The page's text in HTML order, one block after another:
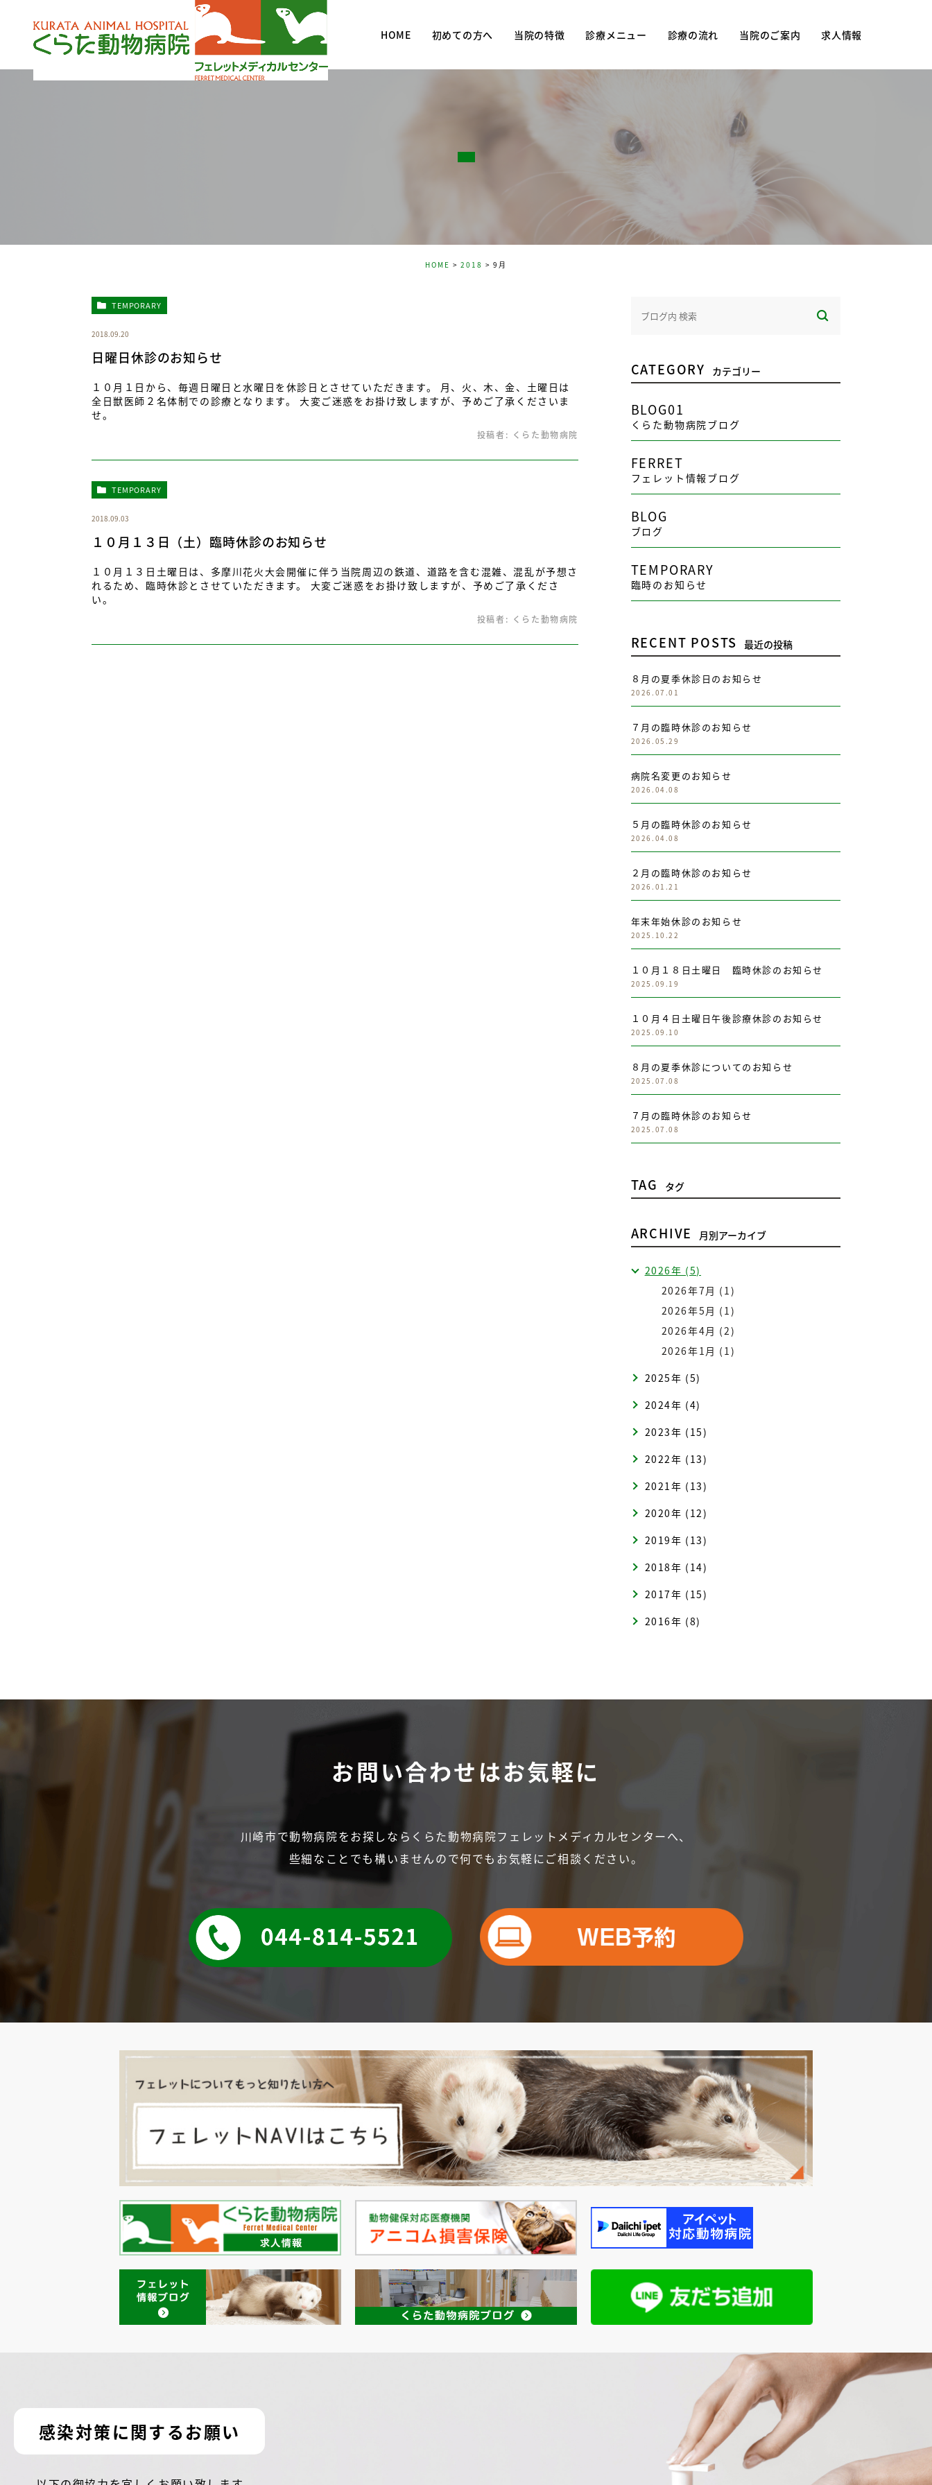
HOME 初めての方へ 当院の特徴
診療メニュー
予防・予防接種
診療の流れ
当院のご案内
院長紹介
院内紹介
求人情報
HOME 2018 9月
TEMPORARY
2018.09.20
日曜日休診のお知らせ
１０月１日から、毎週日曜日と水曜日を休診日とさせていただきます。 月、火、木、金、土曜日は
全日獣医師２名体制での診療となります。 大変ご迷惑をお掛け致しますが、予めご了承くださいま
せ。
投稿者: くらた動物病院
TEMPORARY
2018.09.03
１０月１３日（土）臨時休診のお知らせ
１０月１３日土曜日は、多摩川花火大会開催に伴う当院周辺の鉄道、道路を含む混雑、混乱が予想さ
れるため、臨時休診とさせていただきます。 大変ご迷惑をお掛け致しますが、予めご了承くださ
い。
投稿者: くらた動物病院
CATEGORY カテゴリー
BLOG01
くらた動物病院ブログ
FERRET
フェレット情報ブログ
BLOG
ブログ
TEMPORARY
臨時のお知らせ
RECENT POSTS 最近の投稿
８月の夏季休診日のお知らせ
2026.07.01
７月の臨時休診のお知らせ
2026.05.29
病院名変更のお知らせ
2026.04.08
５月の臨時休診のお知らせ
2026.04.08
２月の臨時休診のお知らせ
2026.01.21
年末年始休診のお知らせ
2025.10.22
１０月１８日土曜日 臨時休診のお知らせ
2025.09.19
１０月４日土曜日午後診療休診のお知らせ
2025.09.10
８月の夏季休診についてのお知らせ
2025.07.08
７月の臨時休診のお知らせ
2025.07.08
TAG タグ
ARCHIVE 月別アーカイブ
2026年 (5)
2026年7月 (1)
2026年5月 (1)
2026年4月 (2)
2026年1月 (1)
2025年 (5)
2024年 (4)
2023年 (15)
2022年 (13)
2021年 (13)
2020年 (12)
2019年 (13)
2018年 (14)
2017年 (15)
2016年 (8)
お問い合わせはお気軽に
川崎市で動物病院をお探しなら くらた動物病院フェレットメディカルセンターへ、
些細なことでも構いませんので何でもお気軽にご相談ください。
感染対策に関するお願い